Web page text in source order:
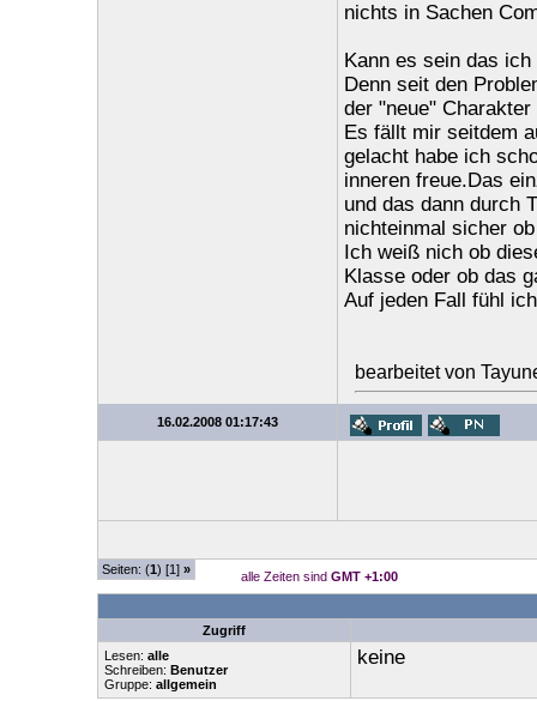
nichts in Sachen
Kann es sein das
Denn seit den
der "neue"
Es fällt mir seitdem
gelacht habe ich
inneren freue.Das
und das dann durch
nichteinmal sicher
Ich weiß nich ob
Klasse oder ob das
Auf jeden Fall fühl
bearbeitet von
16.02.2008 01:17:43
Seiten: (1) [1] » alle Zeiten sind GMT +1:00
Zugriff
Lesen: alle
Schreiben: Benutzer
Gruppe: allgemein
keine